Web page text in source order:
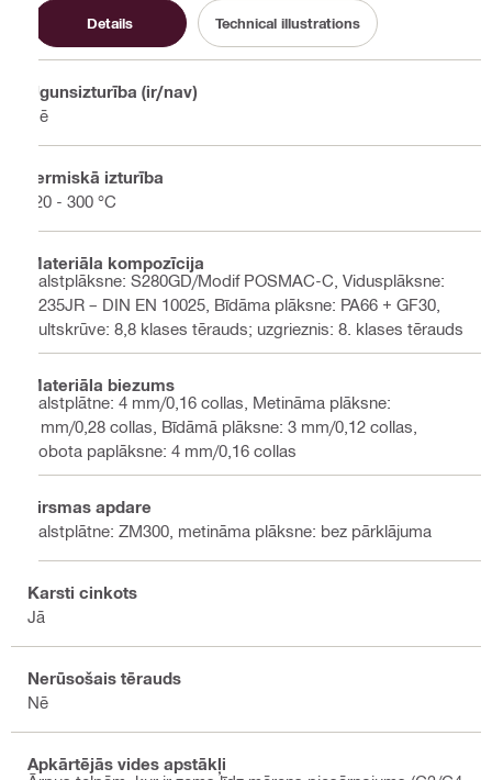
Details Technical illustrations
Ugunsizturība (ir/nav)
Nē
Termiskā izturība
-20 - 300 °C
Materiāla kompozīcija
Balstplāksne: S280GD/Modif POSMAC-C, Vidusplāksne:
S235JR – DIN EN 10025, Bīdāma plāksne: PA66 + GF30,
Bultskrūve: 8,8 klases tērauds; uzgrieznis: 8. klases tērauds
Materiāla biezums
Balstplātne: 4 mm/0,16 collas, Metināma plāksne:
7 mm/0,28 collas, Bīdāmā plāksne: 3 mm/0,12 collas,
Robota paplāksne: 4 mm/0,16 collas
Virsmas apdare
Balstplātne: ZM300, metināma plāksne: bez pārklājuma
Karsti cinkots
Jā
Nerūsošais tērauds
Nē
Apkārtējās vides apstākļi